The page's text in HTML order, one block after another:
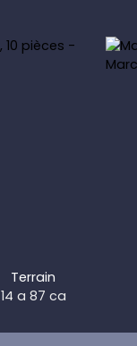
Terrain
14 a 87 ca